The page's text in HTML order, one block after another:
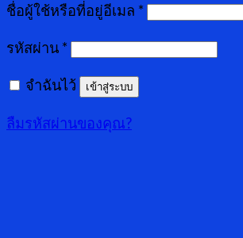
ชื่อผู้ใช้หรือที่อยู่อีเมล *
รหัสผ่าน *
จำฉันไว้ เข้าสู่ระบบ
ลืมรหัสผ่านของคุณ?